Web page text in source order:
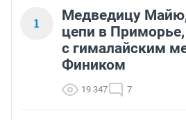
1
Медведицу
цепи в
с гималайским
Фиником
19 347 7